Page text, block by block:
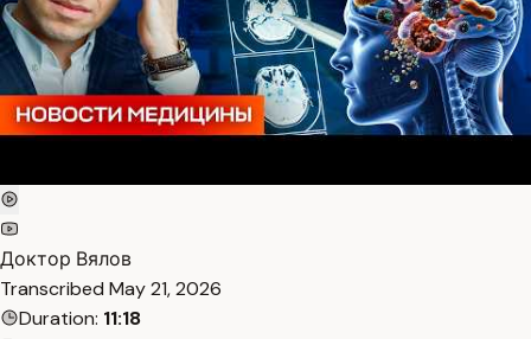
Доктор Вялов
Transcribed May 21, 2026
Duration: 11:18